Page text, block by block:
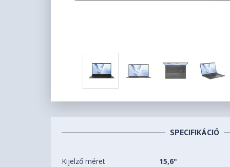
SPECIFIKÁCIÓ
Kijelző méret 15,6"